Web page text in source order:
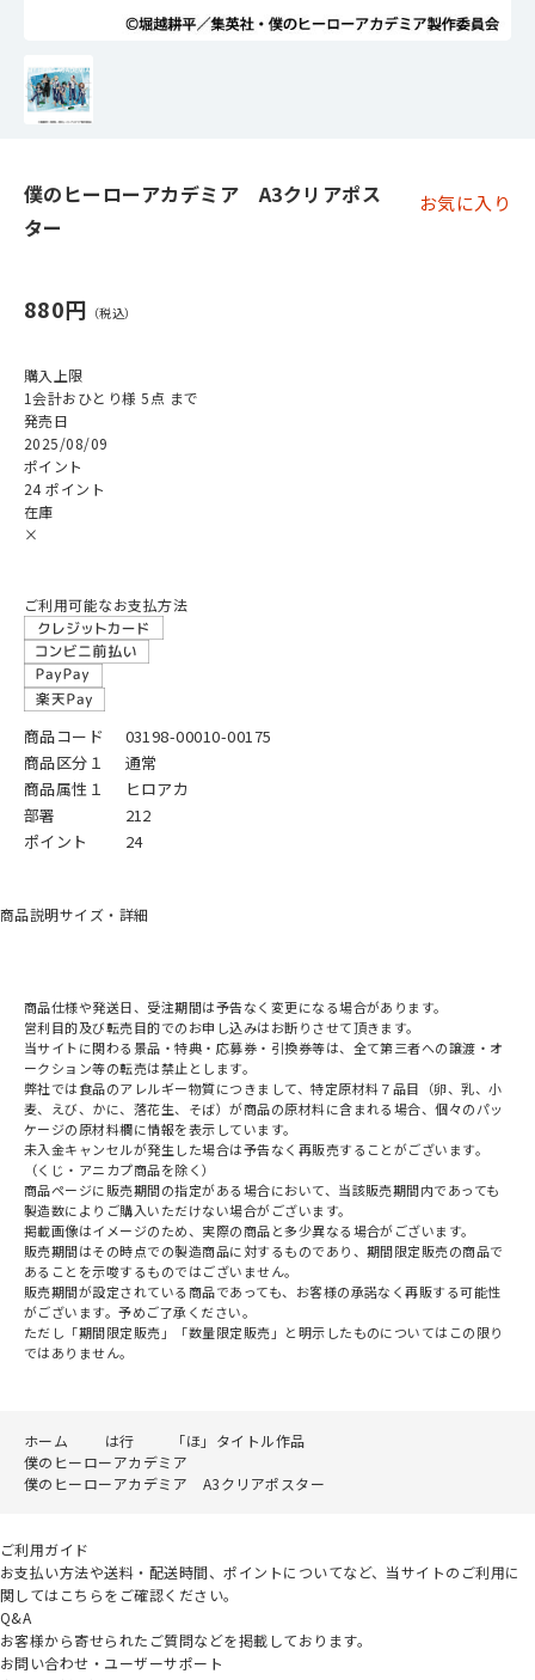
僕のヒーローアカデミア A3クリアポス
ター
お気に入り
880円
購入上限
1会計おひとり様 5点 まで
発売日
2025/08/09
ポイント
24 ポイント
在庫
×
ご利用可能なお支払方法
商品コード
03198-00010-00175
商品区分１
通常
商品属性１
ヒロアカ
部署
212
ポイント
24
商品説明サイズ・詳細
商品仕様や発送日、受注期間は予告なく変更になる場合があります。
営利目的及び転売目的でのお申し込みはお断りさせて頂きます。
当サイトに関わる景品・特典・応募券・引換券等は、全て第三者への譲渡・オ
ークション等の転売は禁止とします。
弊社では食品のアレルギー物質につきまして、特定原材料７品目（卵、乳、小
麦、えび、かに、落花生、そば）が商品の原材料に含まれる場合、個々のパッ
ケージの原材料欄に情報を表示しています。
未入金キャンセルが発生した場合は予告なく再販売することがございます。
（くじ・アニカプ商品を除く）
商品ページに販売期間の指定がある場合において、当該販売期間内であっても
製造数によりご購入いただけない場合がございます。
掲載画像はイメージのため、実際の商品と多少異なる場合がございます。
販売期間はその時点での製造商品に対するものであり、期間限定販売の商品で
あることを示唆するものではございません。
販売期間が設定されている商品であっても、お客様の承諾なく再販する可能性
がございます。予めご了承ください。
ただし「期間限定販売」「数量限定販売」と明示したものについてはこの限り
ではありません。
ホーム は行
「ほ」タイトル作品
僕のヒーローアカデミア
僕のヒーローアカデミア A3クリアポスター
ご利用ガイド
お支払い方法や送料・配送時間、ポイントについてなど、当サイトのご利用に
関してはこちらをご確認ください。
Q&A
お客様から寄せられたご質問などを掲載しております。
お問い合わせ・ユーザーサポート